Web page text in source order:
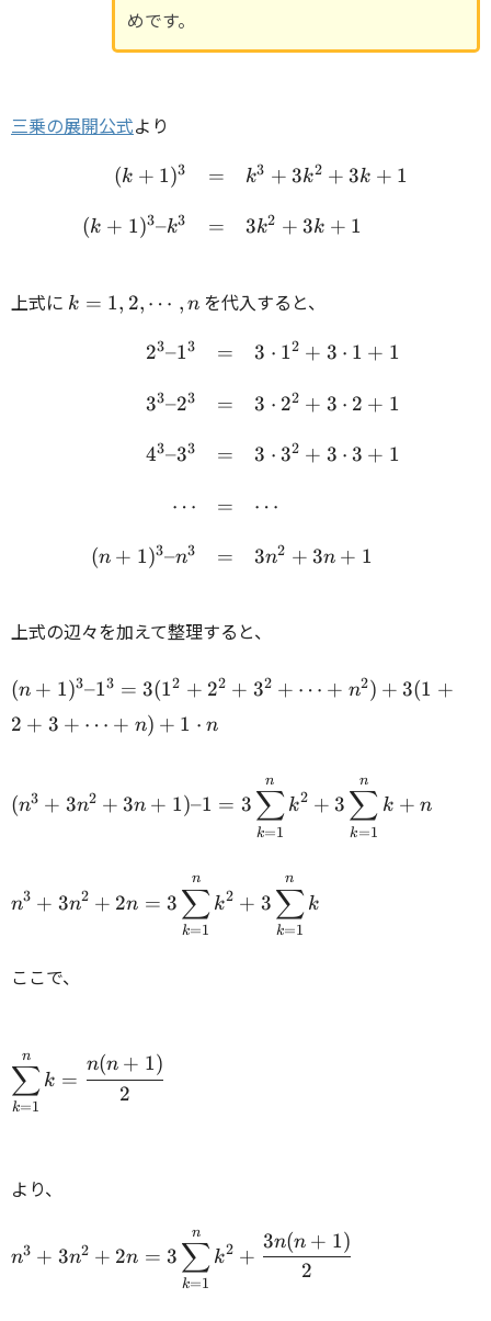
めです。
三乗の展開公式より
\begin{array}{rcl}
(k + 1)3
(k + 1)3–k3
=
=
k3 + 3k2 + 3k + 1
3k2 + 3k + 1
上式に k = 1,
k = 1, 2, ⋯ , n を代入すると、
\begin{array}{rcl} 2^3
23–13
33–23
43–33
⋯
(n + 1)3–n3
=
=
=
=
=
3 ⋅ 12 + 3 ⋅ 1 + 1
3 ⋅ 22 + 3 ⋅ 2 + 1
3 ⋅ 32 + 3 ⋅ 3 + 1
⋯
3n2 + 3n + 1
上式の辺々を加えて整理すると、
(n+1)^3
– 1^3 =
3(1^2 +
\cdots
2 + 3 +
\cdots
n \\
(n + 1)3–13 = 3(12 + 22 + 32 + ⋯ + n2) + 3(1 +
2 + 3 + ⋯ + n) + 1 ⋅ n
(n^3 + 3n^2 + 3n +1) – 1
= 3
\displaystyle\sum_{k=1}^n
\displaystyle\sum_{k=1}^n
k + n \\
(n3 + 3n2 + 3n + 1)–1 = 3
k=1
∑
n
k2 + 3
k=1
∑
n
k + n
n^3 + 3n^2 + 2n = 3
\displaystyle\sum_{k=1}^n
k \\
n3 + 3n2 + 2n = 3
k=1
∑
n
k2 + 3
k=1
∑
n
k
ここで、
\displaystyle\sum_{k=1}^n
k = \cfrac{n(n+1)}{2} \\
k=1
∑
n
k =
2
n(n + 1)
より、
n^3 + 3n^2 + 2n = 3
\displaystyle\sum_{k=1}^n
k^2 + \cfrac{3n(n+1)}{2}
n3 + 3n2 + 2n = 3
k=1
∑
n
k2 +
2
3n(n + 1)